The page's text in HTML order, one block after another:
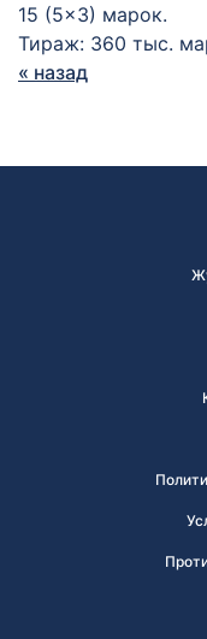
15 (5×3) марок.
Тираж: 360 тыс.
« назад